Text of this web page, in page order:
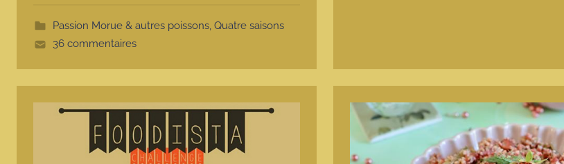
t
e
Passion Morue & autres poissons, Quatre saisons
36 commentaires